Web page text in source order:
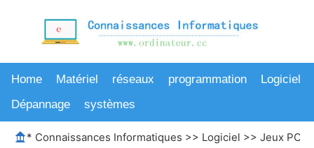
Home Matériel réseaux programmation
Logiciel
Dépannage
systèmes
* Connaissances Informatiques >> Logiciel >> Jeux PC